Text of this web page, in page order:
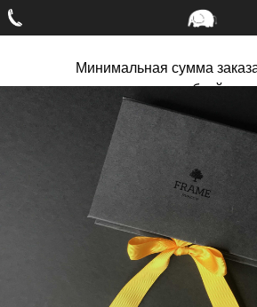
Минимальная сумма
рублей